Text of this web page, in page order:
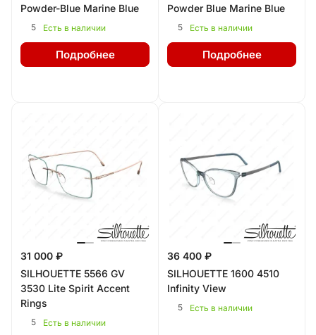
Powder-Blue Marine Blue
5 Есть в наличии
Подробнее
Powder Blue Marine Blue
5 Есть в наличии
Подробнее
31 000 ₽
SILHOUETTE 5566 GV
3530 Lite Spirit Accent
Rings
5 Есть в наличии
36 400 ₽
SILHOUETTE 1600 4510
Infinity View
5 Есть в наличии